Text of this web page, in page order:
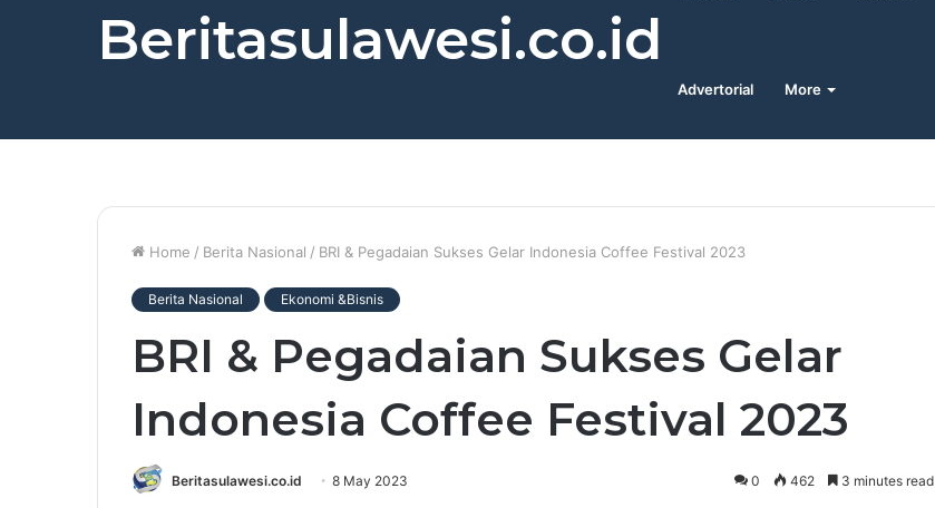
Beritasulawesi.co.id
Advertorial More
Home / Berita Nasional / BRI & Pegadaian Sukses Gelar Indonesia Coffee Festival 2023
Berita Nasional Ekonomi &Bisnis
BRI & Pegadaian Sukses Gelar
Indonesia Coffee Festival 2023
Beritasulawesi.co.id 8 May 2023 0 462 3 minutes read